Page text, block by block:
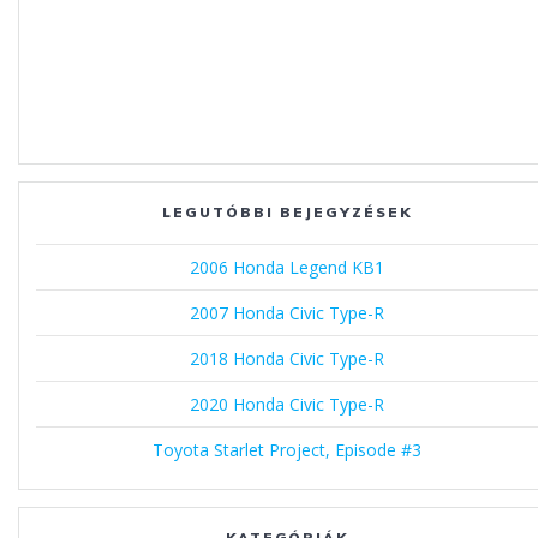
LEGUTÓBBI BEJEGYZÉSEK
2006 Honda Legend KB1
2007 Honda Civic Type-R
2018 Honda Civic Type-R
2020 Honda Civic Type-R
Toyota Starlet Project, Episode #3